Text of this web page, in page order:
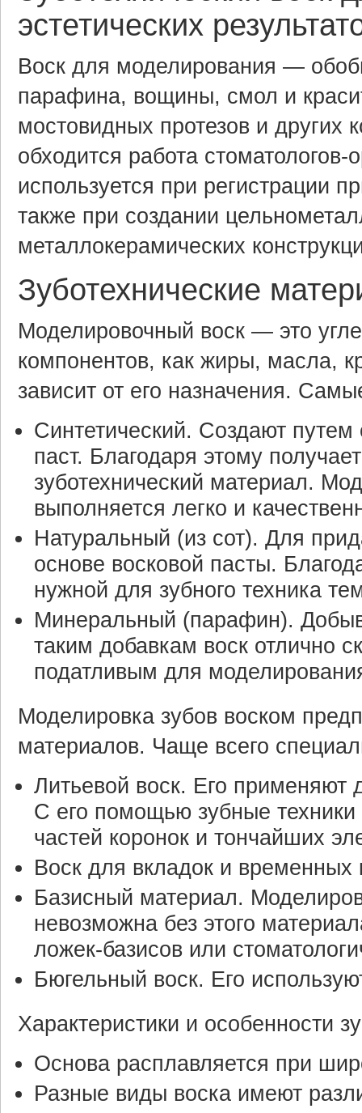
эстетических
Воск для моделирования —
парафина, вощины, смол и
мостовидных протезов и других
обходится работа
используется при регистрации
также при создании
металлокерамических
Зуботехнические
Моделировочный воск — это
компонентов, как жиры, масла,
зависит от его назначения.
Синтетический. Создают путем
паст. Благодаря этому
зуботехнический материал.
выполняется легко и
Натуральный (из сот). Для
основе восковой пасты.
нужной для зубного техника
Минеральный (парафин).
таким добавкам воск отлично
податливым для
Моделировка зубов воском
материалов. Чаще всего
Литьевой воск. Его применяют
С его помощью зубные техники
частей коронок и тончайших
Воск для вкладок и временных
Базисный материал.
невозможна без этого
ложек-базисов или
Бюгельный воск. Его
Характеристики и особенности
Основа расплавляется при
Разные виды воска имеют